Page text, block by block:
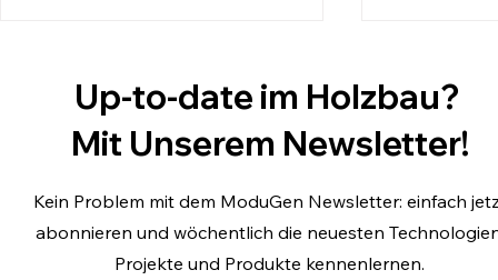
Warum der Brandschutz
ein Dauerbrenner bleibt
Verbinder
Up-to-date im Holzbau?
Mit Unserem Newsletter!
Kein Problem mit dem ModuGen Newsletter: einfach
abonnieren und wöchentlich die neuesten
Projekte und Produkte kennenlernen.